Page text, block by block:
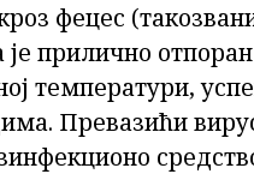
фецес
прилично
температури,
Превазићи